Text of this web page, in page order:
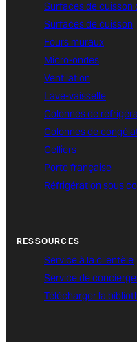
Surfaces de cuisson
Surfaces de cuisson
Fours muraux
Micro-ondes
Ventilation
Lave-vaisselle
Colonnes de
Colonnes de
Celliers
Porte française
Réfrigération sous
RESSOURCES
Service à la clientèle
Service de
Télécharger la